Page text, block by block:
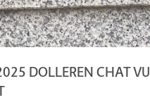
DOLLEREN CHAT VU